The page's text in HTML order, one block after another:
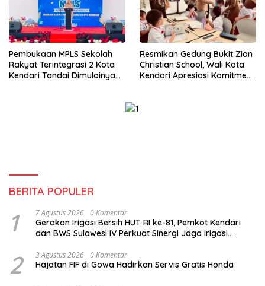
Pembukaan MPLS Sekolah
Rakyat Terintegrasi 2 Kota
Kendari Tandai Dimulainya
Resmikan Gedung Bukit Zion
Christian School, Wali Kota
Kendari Apresiasi Komitmen
BERITA POPULER
1 7 Agustus 2026 0 Komentar
Gerakan Irigasi Bersih HUT RI ke-81, Pemkot Kendari
dan BWS Sulawesi IV Perkuat Sinergi Jaga Irigasi
2 3 Agustus 2026 0 Komentar
Hajatan FIF di Gowa Hadirkan Servis Gratis Honda